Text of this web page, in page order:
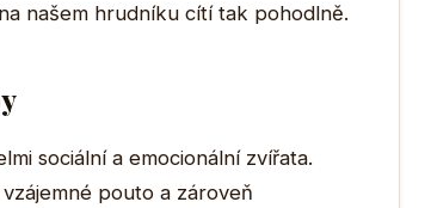
našem hrudníku cítí tak pohodlně.
sociální a emocionální zvířata.
pouto a zároveň